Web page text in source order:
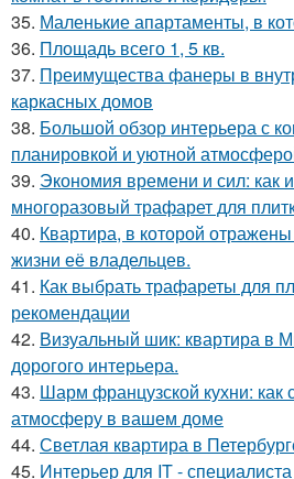
35. Маленькие апартаменты, в
36. Площадь всего 1, 5 кв.
37. Преимущества фанеры в
каркасных домов
38. Большой обзор интерьера с
планировкой и уютной
39. Экономия времени и сил: как
многоразовый трафарет для
40. Квартира, в которой
жизни её владельцев.
41. Как выбрать трафареты для
рекомендации
42. Визуальный шик: квартира в
дорогого интерьера.
43. Шарм французской кухни: как
атмосферу в вашем доме
44. Светлая квартира в
45. Интерьер для IT -